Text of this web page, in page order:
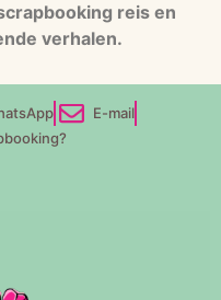
reis en
verhalen.
E-mail